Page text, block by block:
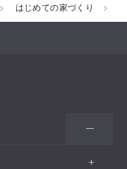
はじめての家づくり